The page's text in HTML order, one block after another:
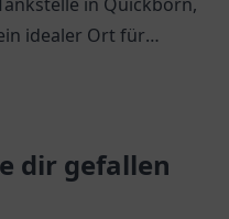
idealer Ort für
Sie!
dir gefallen